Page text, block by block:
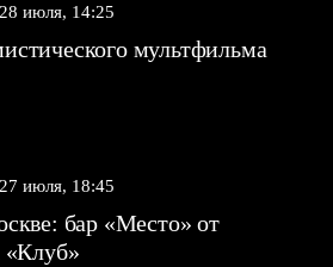
28 июля, 14:25
мультфильма
27 июля, 18:45
бар «Место» от
«Клуб»